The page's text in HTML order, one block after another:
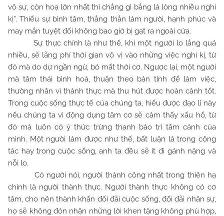
vô sự, còn hoạ lớn nhất thì chẳng gì bằng là lòng nhiều nghi
kị”. Thiểu sự bình tâm, thẳng thắn làm người, hạnh phúc và
may mắn tuyệt đối không bao giờ bị gạt ra ngoài cửa.
Sự thực chính là như thế, khi một người lo lắng quá
nhiều, sẽ lãng phí thời gian vô vị vào những việc nghi kị, từ
đó mà do dự ngần ngừ, bỏ mất thời cơ. Ngược lại, một người
mà tâm thái bình hoà, thuận theo bản tính để làm việc,
thường nhân vì thành thực mà thu hút được hoàn cảnh tốt.
Trong cuộc sống thực tế của chúng ta, hiểu được đạo lí này
nếu chúng ta vì động dụng tâm cơ sẽ cảm thấy xấu hổ, từ
đó mà luôn có ý thức trừng thanh bảo trì tâm cảnh của
mình. Một người làm được như thế, bất luận là trong công
tác hay trong cuộc sống, anh ta đều sẽ ít đi gánh nặng và
nỗi lo.
Có người nói, người thành công nhất trong thiên hạ
chính là người thành thực. Người thành thực không có cơ
tâm, cho nên thành khẩn đối đãi cuộc sống, đối đãi nhân sự,
họ sẽ không đón nhận những lời khen tặng không phù hợp,